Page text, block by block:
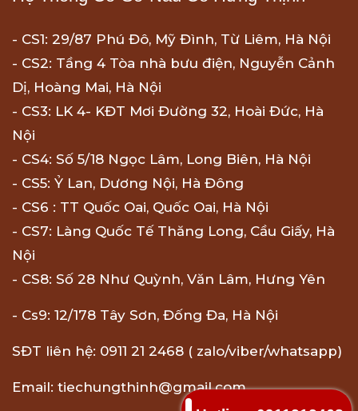
- CS1: 29/87 Phú Đô, Mỹ Đình, Từ Liêm, Hà Nội
- CS2: Tầng 4 Tòa nhà bưu điện, Nguyễn Cảnh
Dị, Hoàng Mai, Hà Nội
- CS3: LK 4- KĐT Mơi Đường 32, Hoài Đức, Hà
Nội
- CS4: Số 5/18 Ngọc Lâm, Long Biên, Hà Nội
- CS5: Ỷ Lan, Dương Nội, Hà Đông
- CS6 : TT Quốc Oai, Quốc Oai, Hà Nội
- CS7: Làng Quốc Tế Thăng Long, Cầu Giấy, Hà
Nội
- CS8: Số 28 Như Quỳnh, Văn Lâm, Hưng Yên
- Cs9: 12/178 Tây Sơn, Đống Đa, Hà Nội
SĐT liên hệ: 0911 21 2468 ( zalo/viber/whatsapp)
Email: tiechungthinh@gmail.com